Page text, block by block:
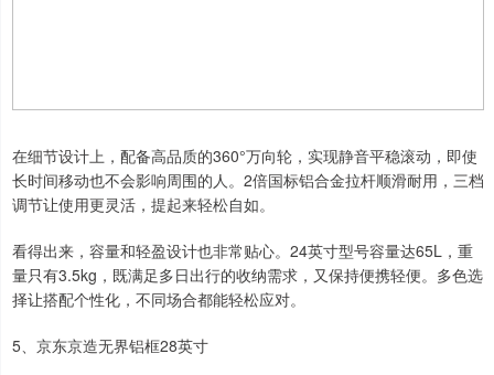
在细节设计上，配备高品质的360°万向轮，实现静音平稳滚动，即使
长时间移动也不会影响周围的人。2倍国标铝合金拉杆顺滑耐用，三档
调节让使用更灵活，提起来轻松自如。
看得出来，容量和轻盈设计也非常贴心。24英寸型号容量达65L，重
量只有3.5kg，既满足多日出行的收纳需求，又保持便携轻便。多色选
择让搭配个性化，不同场合都能轻松应对。
5、京东京造无界铝框28英寸